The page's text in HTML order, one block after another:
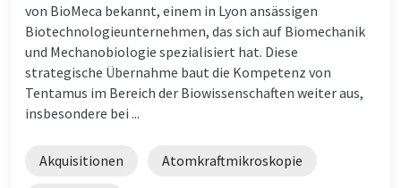
von BioMeca bekannt, einem in Lyon ansässigen
Biotechnologieunternehmen, das sich auf Biomechanik
und Mechanobiologie spezialisiert hat. Diese
strategische Übernahme baut die Kompetenz von
Tentamus im Bereich der Biowissenschaften weiter aus,
insbesondere bei ...
Akquisitionen Atomkraftmikroskopie